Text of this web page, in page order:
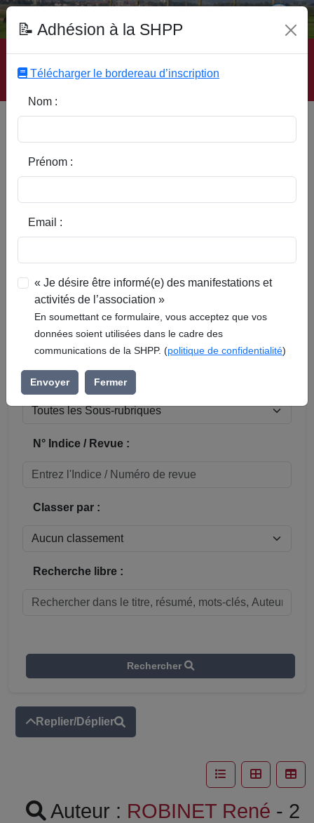
Accueil | Site SHPP | Auteurs | Editeurs | Rubriques |
Sous-Rubriques | Mots-Clefs | Contact
Réinitialiser
Sous-rubrique / Commune :
N° Indice / Revue :
Classer par :
Recherche libre :
Rechercher
Replier/Déplier
Auteur : ROBINET René - 2
📝 Adhésion à la SHPP
Télécharger le bordereau d’inscription
Nom :
Prénom :
Email :
« Je désire être informé(e) des manifestations et
activités de l’association »
En soumettant ce formulaire, vous acceptez que vos
données soient utilisées dans le cadre des
communications de la SHPP. (politique de confidentialité)
Envoyer Fermer